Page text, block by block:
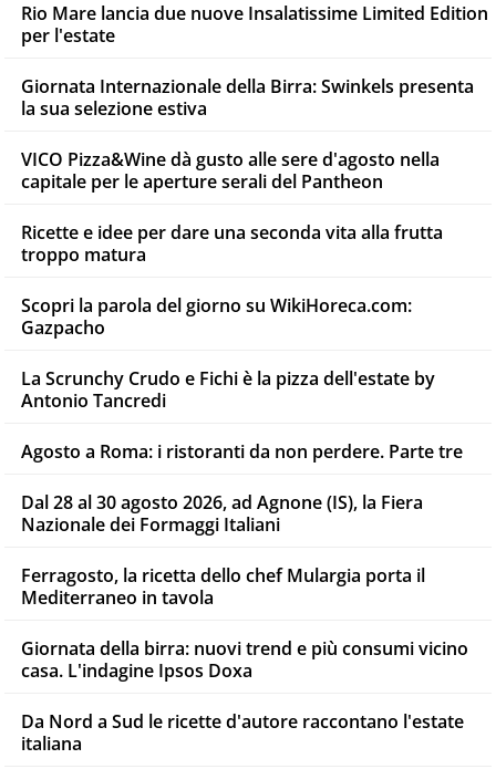
Rio Mare lancia due nuove Insalatissime Limited Edition
per l'estate
Giornata Internazionale della Birra: Swinkels presenta
la sua selezione estiva
VICO Pizza&Wine dà gusto alle sere d'agosto nella
capitale per le aperture serali del Pantheon
Ricette e idee per dare una seconda vita alla frutta
troppo matura
Scopri la parola del giorno su WikiHoreca.com:
Gazpacho
La Scrunchy Crudo e Fichi è la pizza dell'estate by
Antonio Tancredi
Agosto a Roma: i ristoranti da non perdere. Parte tre
Dal 28 al 30 agosto 2026, ad Agnone (IS), la Fiera
Nazionale dei Formaggi Italiani
Ferragosto, la ricetta dello chef Mulargia porta il
Mediterraneo in tavola
Giornata della birra: nuovi trend e più consumi vicino
casa. L'indagine Ipsos Doxa
Da Nord a Sud le ricette d'autore raccontano l'estate
italiana